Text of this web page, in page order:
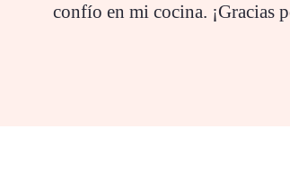
confío en mi cocina. ¡Gracias